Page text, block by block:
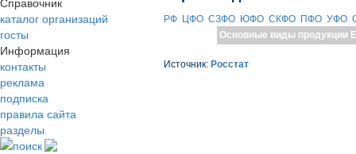
каталог организаций
госты
Информация
контакты
реклама
подписка
правила сайта
разделы
поиск
РФ ЦФО СЗФО ЮФО СКФО ПФО УФО
Основные виды продукции
Источник: Росстат